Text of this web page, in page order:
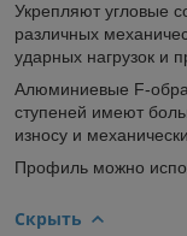
Укрепляют угловые
различных
ударных нагрузок и
Алюминиевые F-
ступеней имеют
износу и
Профиль можно
Скрыть